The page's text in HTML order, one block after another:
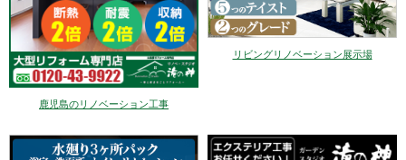
鹿児島のリノベーション工事
リビングリノベーション展示場